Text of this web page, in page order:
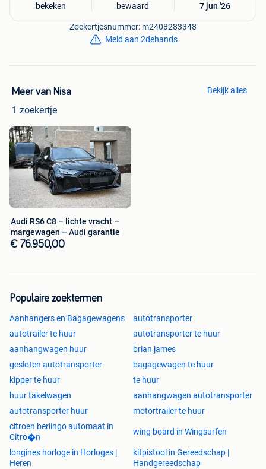
bekeken
bewaard
7 jun '26
Zoekertjesnummer: m2408283348
Meld aan 2dehands
Meer van Nisa
1 zoekertje
Bekijk alles
Audi RS6 C8 – lichte vracht –
margewagen – Audi garantie
€ 76.950,00
Populaire zoektermen
Aanhangers en Bagagewagens
autotransporter
autotrailer te huur
autotransporter te huur
aanhangwagen huur
brian james
gesloten autotransporter
bagagewagen te huur
kipper te huur
te huur
huur takelwagen
aanhangwagen autotransporter
autotransporter huur
motortrailer te huur
citroen berlingo automaat in
Citro�n
wing board in Wingsurfen
longines horloge in Horloges |
Heren
kitpistool in Gereedschap |
Handgereedschap